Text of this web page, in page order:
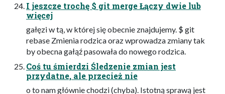
I jeszcze trochę $ git merge Łączy dwie lub
więcej
gałęzi w tą, w której się obecnie znajdujemy. $ git
rebase Zmienia rodzica oraz wprowadza zmiany tak
by obecna gałąź pasowała do nowego rodzica.
Coś tu śmierdzi Śledzenie zmian jest
przydatne, ale przecież nie
o to nam głównie chodzi (chyba). Istotną sprawą jest